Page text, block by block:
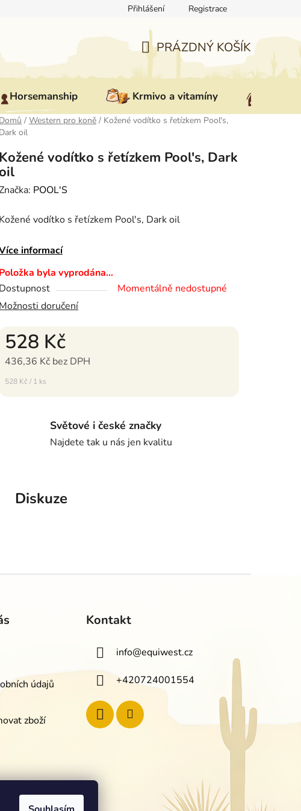
Reklamace Doprava a platba
Přihlášení Registrace
NÁKUPNÍ
KOŠÍK
PRÁZDNÝ KOŠÍK
Horsemanship Krmivo a vitamíny
Domů / Western pro koně / Kožené vodítko s řetízkem Pool's,
Dark oil
Kožené vodítko s řetízkem Pool's, Dark
POOL'S
Kožené vodítko s řetízkem Pool's, Dark oil
informací
Položka byla vyprodána…
Dostupnost
Momentálně nedostupné
Možnosti doručení
528 Kč
436,36 Kč bez DPH
Měrná cena:
528 Kč / 1 ks
Světové i české značky
Najdete tak u nás jen kvalitu
Diskuze
údajů
zboží
Kontakt
info@equiwest.cz
+420724001554